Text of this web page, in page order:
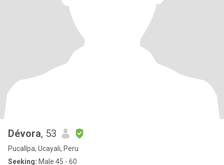
Dévora, 53
Pucallpa, Ucayali, Peru
Seeking: Male 45 - 60